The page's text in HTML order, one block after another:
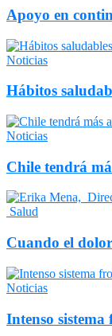
Apoyo en
Noticias
Hábitos
Noticias
Chile tendrá
Salud
Cuando el
Noticias
Intenso